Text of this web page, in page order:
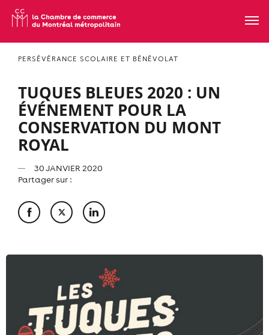
PERSÉVÉRANCE SCOLAIRE ET BÉNÉVOLAT
TUQUES BLEUES 2020 : UN
ÉVÉNEMENT POUR LA
CONSERVATION DU MONT
ROYAL
30 JANVIER 2020
Partager sur :